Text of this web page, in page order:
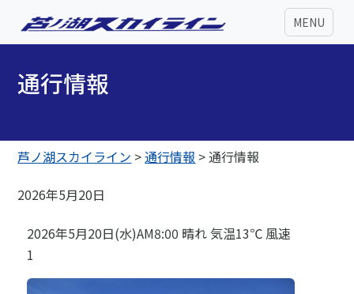
MENU
通行情報
芦ノ湖スカイライン >通行情報 >通行情報
2026年5月20日
2026年5月20日(水)AM8:00 晴れ 気温13℃ 風速
1